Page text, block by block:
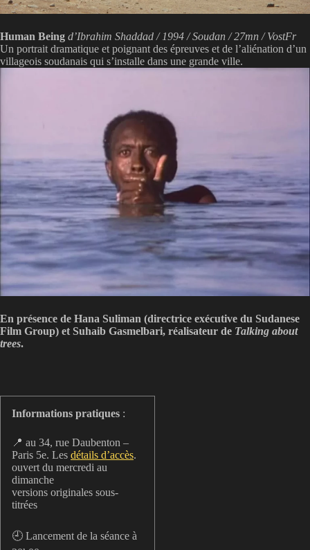
Human Being d’Ibrahim Shaddad / 1994 / Soudan / 27mn / VostFr
Un portrait dramatique et poignant des épreuves et de l’aliénation d’un
villageois soudanais qui s’installe dans une grande ville.
En présence de Hana Suliman (directrice exécutive du Sudanese
Film Group) et Suhaib Gasmelbari, réalisateur de Talking about
trees.
Informations pratiques :
📍 au 34, rue Daubenton –
Paris 5e. Les détails d’accès.
ouvert du mercredi au
dimanche
versions originales sous-
titrées
🕘 Lancement de la séance à